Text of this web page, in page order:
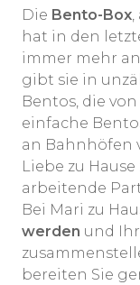
Die Bento-Box
hat in den
immer mehr
gibt sie in
Bentos, die
einfache
an Bahnhöfen
Liebe zu
arbeitende
Bei Mari zu
werden und
bereiten Sie